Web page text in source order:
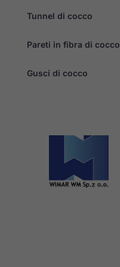
Tunnel di cocco
Pareti in fibra di cocco
Gusci di cocco